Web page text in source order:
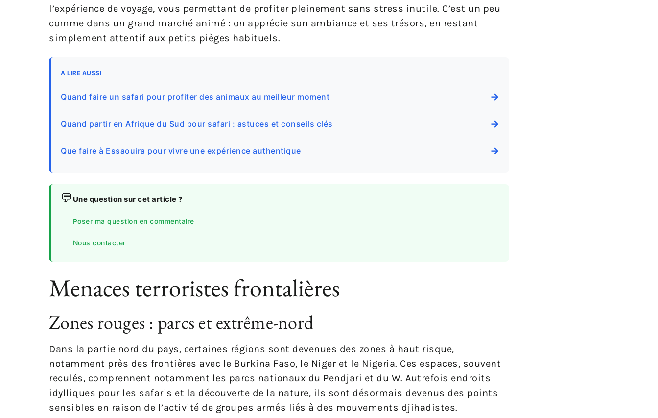
l’expérience de voyage, vous permettant de profiter pleinement sans stress inutile. C’est un peu
comme dans un grand marché animé : on apprécie son ambiance et ses trésors, en restant
simplement attentif aux petits pièges habituels.
A LIRE AUSSI
Quand faire un safari pour profiter des animaux au meilleur moment →
Quand partir en Afrique du Sud pour safari : astuces et conseils clés →
Que faire à Essaouira pour vivre une expérience authentique →
💬 Une question sur cet article ?
Poser ma question en commentaire
Nous contacter
Menaces terroristes frontalières
Zones rouges : parcs et extrême-nord
Dans la partie nord du pays, certaines régions sont devenues des zones à haut risque,
notamment près des frontières avec le Burkina Faso, le Niger et le Nigeria. Ces espaces, souvent
reculés, comprennent notamment les parcs nationaux du Pendjari et du W. Autrefois endroits
idylliques pour les safaris et la découverte de la nature, ils sont désormais devenus des points
sensibles en raison de l’activité de groupes armés liés à des mouvements djihadistes.